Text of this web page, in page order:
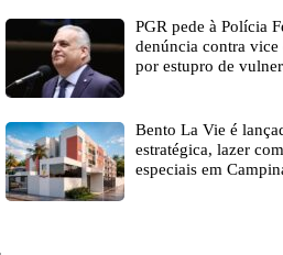
PGR pede à Polícia
denúncia contra
por estupro de
Bento La Vie é
estratégica, lazer
especiais em